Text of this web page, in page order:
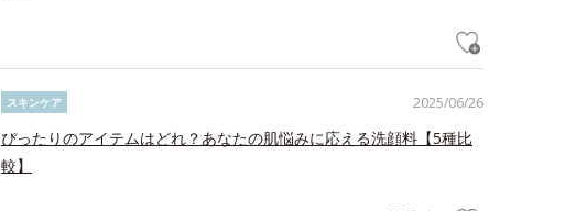
2025/06/26
スキンケア
ぴったりのアイテムはどれ？あなたの肌悩みに応える洗顔料【5種比
較】